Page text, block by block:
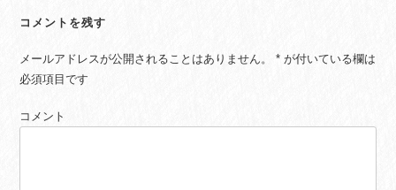
コメントを残す
メールアドレスが公開されることはありません。 * が付いている欄は
必須項目です
コメント